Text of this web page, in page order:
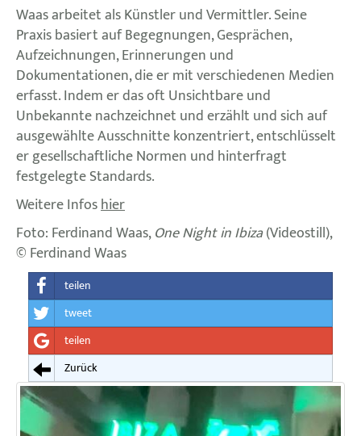
Waas arbeitet als Künstler und Vermittler. Seine
Praxis basiert auf Begegnungen, Gesprächen,
Aufzeichnungen, Erinnerungen und
Dokumentationen, die er mit verschiedenen Medien
erfasst. Indem er das oft Unsichtbare und
Unbekannte nachzeichnet und erzählt und sich auf
ausgewählte Ausschnitte konzentriert, entschlüsselt
er gesellschaftliche Normen und hinterfragt
festgelegte Standards.
Weitere Infoshier
Foto: Ferdinand Waas,One Night in Ibiza(Videostill),
© Ferdinand Waas
teilen
tweet
teilen
Zurück